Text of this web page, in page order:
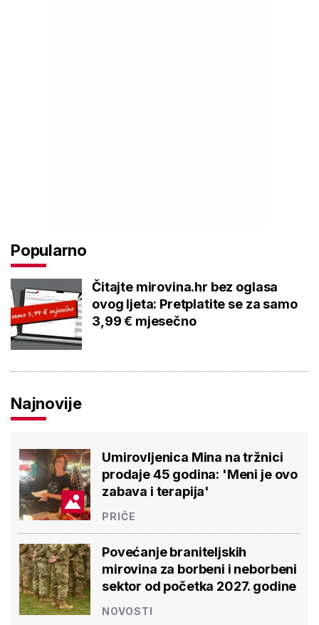
Popularno
Čitajte mirovina.hr bez oglasa
ovog ljeta: Pretplatite se za samo
3,99 € mjesečno
Najnovije
Umirovljenica Mina na tržnici
prodaje 45 godina: 'Meni je ovo
zabava i terapija'
PRIČE
Povećanje braniteljskih
mirovina za borbeni i neborbeni
sektor od početka 2027. godine
NOVOSTI